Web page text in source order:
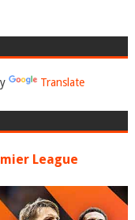
Translate
League